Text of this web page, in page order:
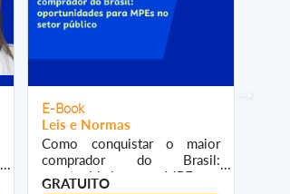
E-Book
Leis e Normas
Como conquistar o maior
comprador do Brasil:
oportunidades para MPEs no
GRATUITO